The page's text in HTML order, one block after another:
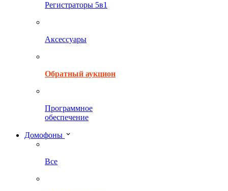
Регистраторы 5в1
Аксессуары
Обратный аукцион
Программное
обеспечение
Домофоны
Все